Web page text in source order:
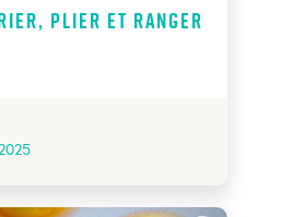
plier et ranger